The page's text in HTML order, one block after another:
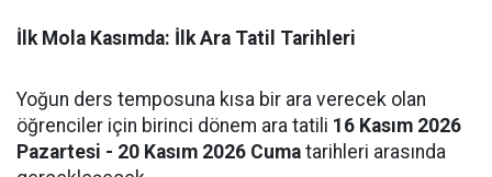
İlk Mola Kasımda: İlk Ara Tatil Tarihleri
Yoğun ders temposuna kısa bir ara verecek olan
öğrenciler için birinci dönem ara tatili 16 Kasım 2026
Pazartesi - 20 Kasım 2026 Cuma tarihleri arasında